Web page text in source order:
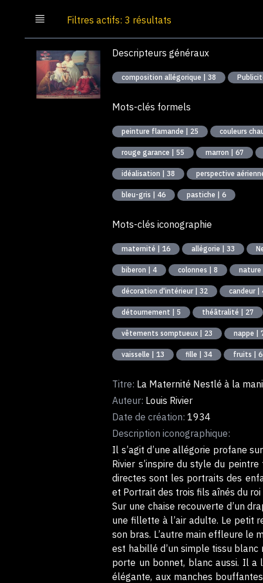
Filtres actifs: 3 résultats
Descripteurs généraux
composition allégorique | 38
Mots-clés formels
peinture flamande | 25 couleurs
rouge garance | 55 marron | 67
idéalisation | 38 perspective
bleu-gris | 46 pastiche | 6
Mots-clés iconographie
maternité | 16 allégorie | 33
biberon | 4 colonnes | 8
décoration d'intérieur | 32 candeur |
détournement | 5 théâtralité | 27
vêtements somptueux | 23 nappe |
vaisselle | 13 fille | 34 fruits | 6
Titre: La Maternité Nestlé à la
Auteur: Louis Rivier
Date de création: 1934
Description iconographique:
Il s’agit d’une allégorie profane
Rivier s’inspire du style du
directes sont les portraits des
et Portrait des trois fils aînés du
Sur une chaise recouverte d’un
une fillette à l’air adulte. Le petit
son bras. L’autre main effleure le
est habillé d’un simple tissu
porte un bonnet, blanc aussi. Il a
élégante, aux manches